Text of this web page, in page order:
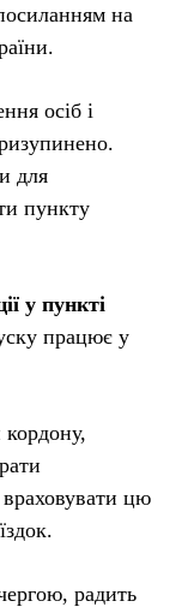
на
осіб і
для
пункту
у пункті
працює у
цю
радить